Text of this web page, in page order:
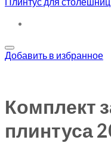
Добавить в избранное
Комплект
плинтуса